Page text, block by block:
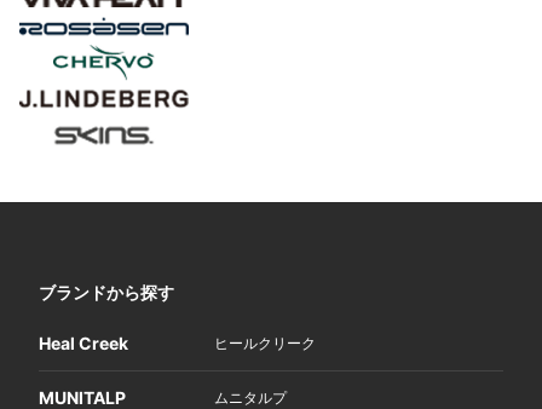
ブランドから探す
Heal Creek ヒールクリーク
MUNITALP ムニタルプ